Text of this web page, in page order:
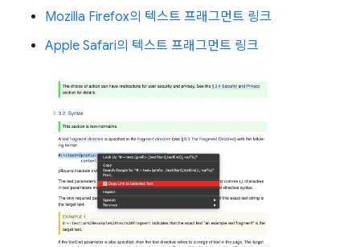
Mozilla Firefox의 텍스트 프래그먼트 링크
Apple Safari의 텍스트 프래그먼트 링크